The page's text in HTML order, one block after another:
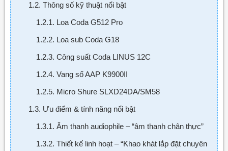
1.2. Thông số kỹ thuật nổi bật
1.2.1. Loa Coda G512 Pro
1.2.2. Loa sub Coda G18
1.2.3. Công suất Coda LINUS 12C
1.2.4. Vang số AAP K9900II
1.2.5. Micro Shure SLXD24DA/SM58
1.3. Ưu điểm & tính năng nổi bật
1.3.1. Âm thanh audiophile – “âm thanh chân thực”
1.3.2. Thiết kế linh hoạt – “Khao khát lắp đặt chuyên